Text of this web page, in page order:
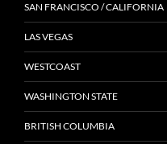
SAN FRANCISCO / CALIFORNIA
LAS VEGAS
WESTCOAST
WASHINGTON STATE
BRITISH COLUMBIA